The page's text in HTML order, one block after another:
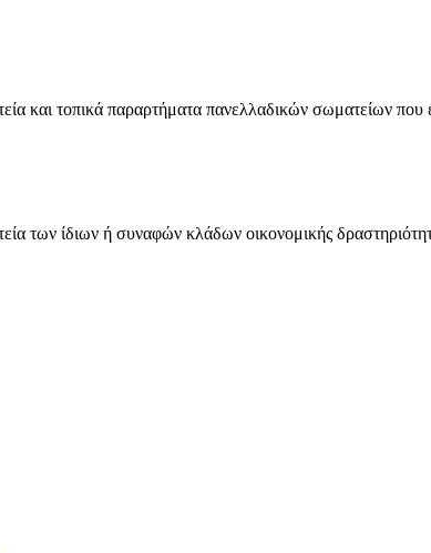
και τοπικά παραρτήματα πανελλαδικών σωματείων
των ίδιων ή συναφών κλάδων οικονομικής